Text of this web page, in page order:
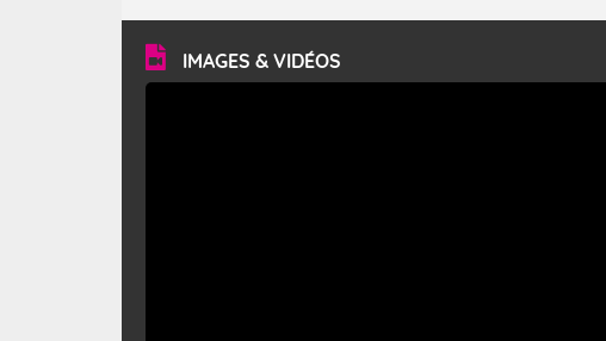
vitesse moyenne de 50 km/h et atteindre 80 à 100 km/h
en rafales, parfois davantage. Il parcourt la basse vallée
du Rhône et la Provence et envahit le littoral
méditerranéen à partir de la Camargue.
IMAGES & VIDÉOS